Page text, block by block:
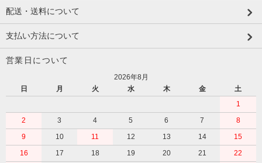
配送・送料について
支払い方法について
営業日について
2026年8月
日
月 火 水 木 金
土
1
2
3 4 5 6 7
8
9
10 11 12 13 14
15
16
17 18 19 20 21
22